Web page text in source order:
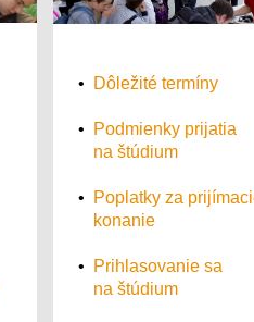
• Dôležité termíny
•
Podmienky prijatia
na štúdium
•
Poplatky za
konanie
•
Prihlasovanie sa
na štúdium